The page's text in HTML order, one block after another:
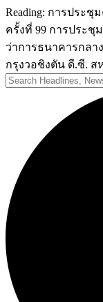
Reading: การประชุ
ครั้งที่ 99 การประชุ
ว่าการธนาคารกลา
กรุงวอชิงตัน ดี.ซี. ส